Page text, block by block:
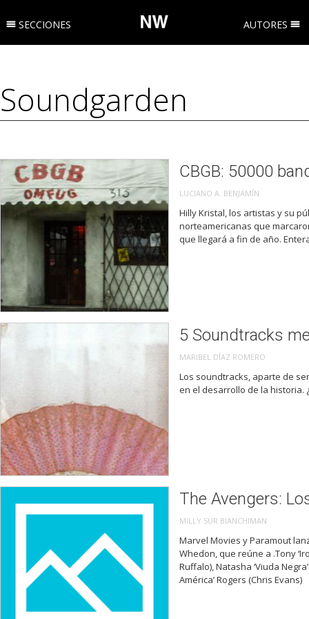
SECCIONES AUTORES
CBGB: 50000
LUCIANO A. BENJAMÍN
Hilly Kristal, los artistas y su
norteamericanas que
que llegará a fin de año.
5 Soundtracks
MARIBEL DÍAZ ROMERO
Los soundtracks, aparte de
en el desarrollo de la historia.
The Avengers:
MILLY SUR BIANCHIMAN
Marvel Movies y Paramout
Whedon, que reúne a .Tony
Ruffalo), Natasha ‘Viuda
América’ Rogers (Chris Evans)